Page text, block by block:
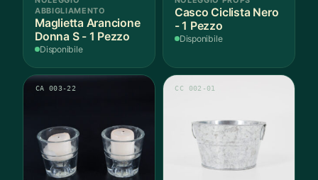
ABBIGLIAMENTO
Maglietta Arancione
Donna S - 1 Pezzo
Disponibile
Casco Ciclista Nero
- 1 Pezzo
Disponibile
CA 003-22 CC 002-01